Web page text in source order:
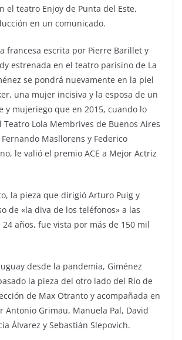
el teatro Enjoy de Punta del Este,
en un comunicado.
francesa escrita por Pierre Barillet y
estrenada en el teatro parisino de La
se pondrá nuevamente en la piel
una mujer incisiva y la esposa de un
y mujeriego que en 2015, cuando lo
Lola Membrives de Buenos Aires
Masllorens y Federico
le valió el premio ACE a Mejor Actriz
la pieza que dirigió Arturo Puig y
de «la diva de los teléfonos» a las
años, fue vista por más de 150 mil
desde la pandemia, Giménez
la pieza del otro lado del Río de
de Max Otranto y acompañada en
Antonio Grimau, Manuela Pal, David
Álvarez y Sebastián Slepovich.